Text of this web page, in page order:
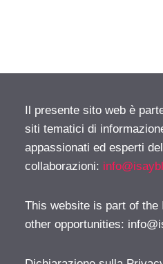
Il presente sito web è
siti tematici di
appassionati ed esperti
collaborazioni:
This website is part of the
other opportunities: